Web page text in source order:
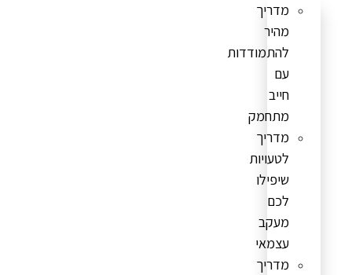
מדריך
מהיר
להתמודדות
עם
חייב
מתחמק
מדריך
לטעויות
שיפילו
לכם
מעקב
עצמאי
מדריך